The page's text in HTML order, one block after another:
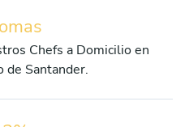
Chefs a Domicilio en
de Santander.